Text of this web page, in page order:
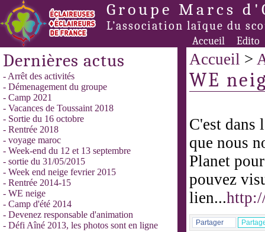
Groupe Marcs
L’association laïque du
Accueil Edito
Dernières actus
- Arrêt des activités
- Démenagement du groupe
- Camp 2021
- Vacances de Toussaint 2018
- Sortie du 16 octobre
- Rentrée 2018
- voyage maroc
- Week-end du 12 et 13 septembre
- sortie du 31/05/2015
- Week end neige fevrier 2015
- Rentrée 2014-15
- WE neige
- Camp d'été 2014
- Devenez responsable d'animation
- Défi Aîné 2013, les photos sont en ligne
Accueil >
WE
C'est dans
que nous
Planet
pouvez
lien...
Partager